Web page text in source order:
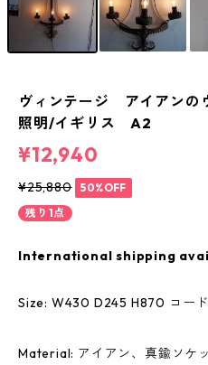
ヴィンテージ アイアンの
照明/イギリス A2
¥12,940
¥25,880
50%OFF
残り1点
International shipping
Size: W430 D245 H870 コー
Material: アイアン、真鍮ソケ